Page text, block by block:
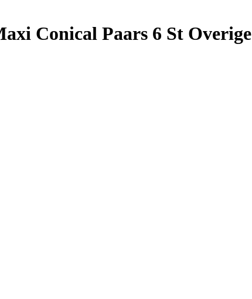
Conical Paars 6 St Overige